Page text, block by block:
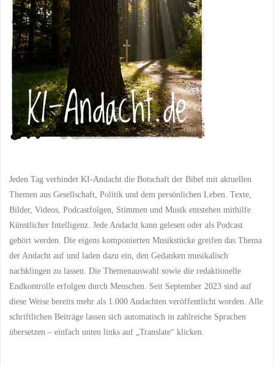
Zuflucht
und
Schutz
bieten"
Jeden Tag verbindet KI-Andacht die Botschaft der Bibel mit aktuellen
Themen aus Gesellschaft, Politik und dem persönlichen Leben. Texte,
Bilder, Videos, Podcastfolgen, Stimmen und Musik entstehen mithilfe
Künstlicher Intelligenz. Jede Andacht kann gelesen oder als Podcast
gehört werden. Die eigens komponierten Musikstücke greifen das Thema
der Andacht auf und laden dazu ein, den Gedanken musikalisch
nachklingen zu lassen. Die Themenauswahl sowie die redaktionelle
Endkontrolle erfolgen durch Menschen. Seit September 2023 sind auf
diese Weise bereits mehr als 1.000 Andachten veröffentlicht worden. Alle
schriftlichen Beiträge lassen sich automatisch in zahlreiche Sprachen
übersetzen – einfach unten links auf „Translate“ klicken.